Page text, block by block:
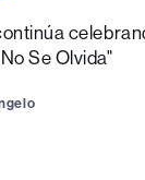
Se Olvida"